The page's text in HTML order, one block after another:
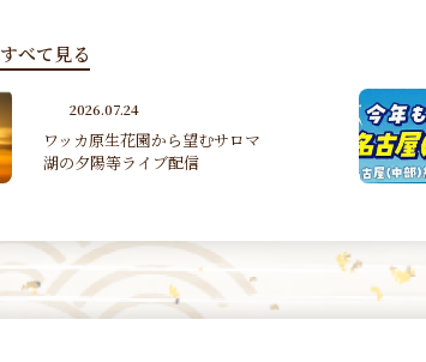
すべて見る
2026.07.07
女満別・旭川－名古屋（中部）
線 季節運航（2026 7/17~2...